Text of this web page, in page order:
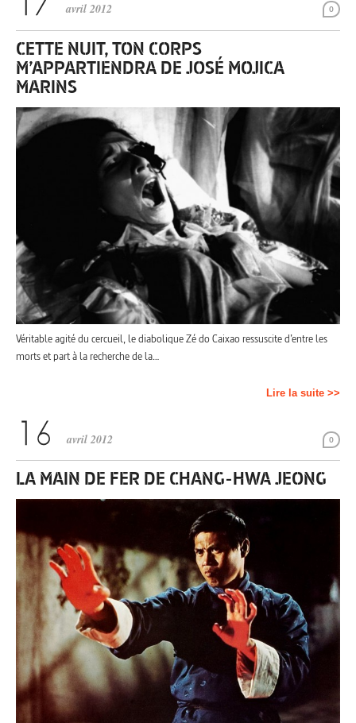
0
avril 2012
CETTE NUIT, TON CORPS
M’APPARTIENDRA DE JOSÉ MOJICA
MARINS
Véritable agité du cercueil, le diabolique Zé do Caixao ressuscite d’entre les
morts et part à la recherche de la…
Lire la suite >>
0
avril 2012
LA MAIN DE FER DE CHANG-HWA JEONG